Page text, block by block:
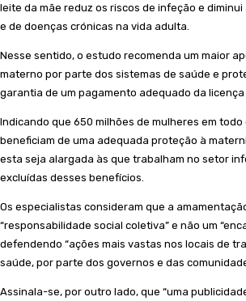
leite da mãe reduz os riscos de infeção e
e de doenças crónicas na vida adulta.
Nesse sentido, o estudo recomenda um maior
materno por parte dos sistemas de saúde e
garantia de um pagamento adequado da licença
Indicando que 650 milhões de mulheres em todo
beneficiam de uma adequada proteção à
esta seja alargada às que trabalham no setor
excluídas desses benefícios.
Os especialistas consideram que a
“responsabilidade social coletiva” e não um
defendendo “ações mais vastas nos locais de
saúde, por parte dos governos e das
Assinala-se, por outro lado, que “uma